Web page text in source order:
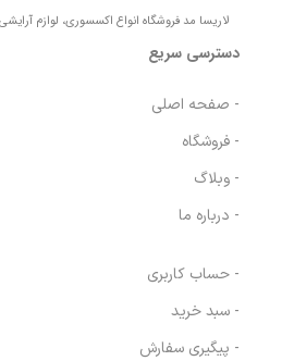
لاریسا مد فروشگاه انواع اکسسوری، لوازم
دسترسی سریع
- صفحه اصلی
- فروشگاه
- وبلاگ
- درباره ما
- حساب کاربری
- سبد خرید
- پیگیری سفارش